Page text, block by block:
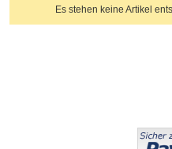
Es stehen keine Artikel